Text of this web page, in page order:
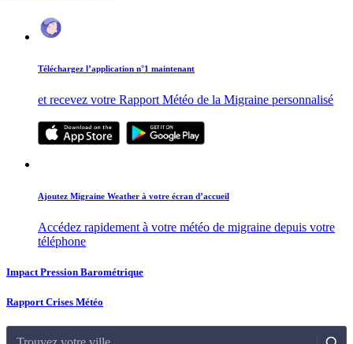
Téléchargez l’application n°1 maintenant
et recevez votre Rapport Météo de la Migraine personnalisé
Ajoutez Migraine Weather à votre écran d’accueil
Accédez rapidement à votre météo de migraine depuis votre
téléphone
Impact Pression Barométrique
Rapport Crises Météo